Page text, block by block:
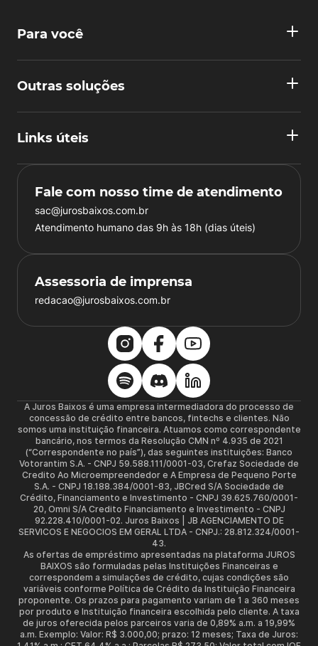
Para você
Outras soluções
Links úteis
Fale com nosso time de atendimento
sac@jurosbaixos.com.br
Atendimento humano das 9h às 18h (dias úteis)
Assessoria de imprensa
redacao@jurosbaixos.com.br
A Juros Baixos é uma empresa intermediadora do processo de
concessão de crédito entre bancos, fintechs e clientes. Não
somos uma instituição financeira. Atuamos como correspondente
bancário, nos termos da Resolução CMN nº 4.935 de 2021
(“Correspondente no país”), das seguintes instituições: Banco
Votorantim S.A. - CNPJ 59.588.111/0001-03, Crefaz Sociedade de
Credito Ao Microempreendedor e A Empresa de Pequeno Porte
S.A. - CNPJ 18.188.384/0001-83, JBCred S/A Sociedade de
Crédito, Financiamento e Investimento - CNPJ 39.625.760/0001-
20, Omni S/A Credito Financiamento e Investimento - CNPJ
92.228.410/0001-02. Juros Baixos | JB AGENCIAMENTO DE
SERVICOS E NEGOCIOS EM GERAL LTDA - CNPJ.: 28.812.324/0001-
43.
As ofertas de empréstimo apresentadas na plataforma JUROS
BAIXOS são formuladas pelas Instituições Financeiras e
correspondem a simulações de crédito, cujas condições são
variáveis conforme Política de Crédito da Instituição Financeira
proponente. Os prazos para pagamento variam de 1 a 360 meses
por produto e Instituição financeira escolhida pelo cliente. A taxa
de juros oferecida pelos parceiros varia de 0,89% a.m. a 19,99%
a.m. Exemplo: Valor: R$ 3.000,00; prazo: 12 meses; Taxa de Juros: